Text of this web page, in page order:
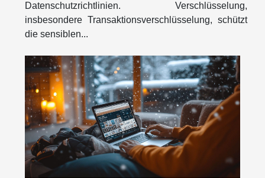
Datenschutzrichtlinien. Verschlüsselung,
insbesondere Transaktionsverschlüsselung, schützt
die sensiblen...